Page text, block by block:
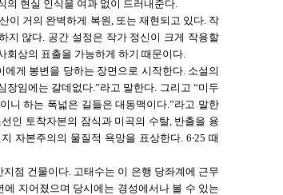
현실 인식을 여과 없이 드러내준다.
이 거의 완벽하게 복원, 또는 재현되고 있다. 작
지 않다. 공간 설정은 작가 정신이 크게 작용할
회상의 표출을 가능하게 하기 때문이다.
게 봉변을 당하는 장면으로 시작한다. 소설의
임에는 갈데없다.”라고 말한다. 그리고 “미두
이니 하는 폭넓은 길들은 대동맥이다.”라고 말한
인 토착자본의 잠식과 미곡의 수탈, 반출을 용
자본주의의 물질적 욕망을 표상한다. 6‧25 때
점 건물이다. 고태수는 이 은행 당좌계에 근무
지어졌으며 당시에는 경성에서나 볼 수 있는